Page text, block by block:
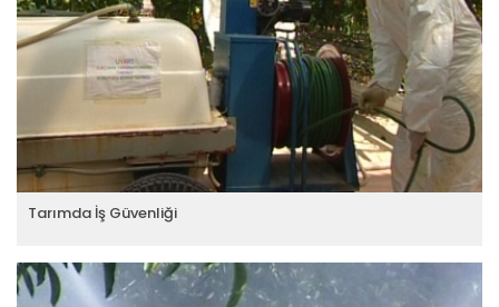
Tarımda İş Güvenliği